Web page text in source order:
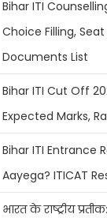
Bihar ITI
Choice Filling,
Documents List
Bihar ITI Cut Off
Expected Marks,
Bihar ITI Entrance
Aayega? ITICAT
भारत के राष्ट्रीय